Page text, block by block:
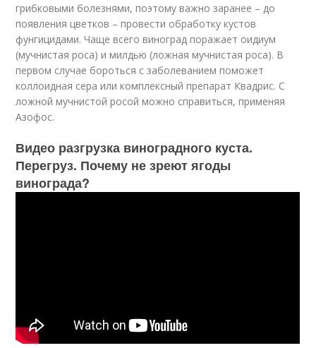
грибковыми болезнями, поэтому важно заранее – до
появления цветков – провести обработку кустов
фунгицидами. Чаще всего виноград поражает оидиум
(мучнистая роса) и милдью (ложная мучнистая роса). В
первом случае бороться с заболеванием поможет
коллоидная сера или комплексный препарат Квадрис. С
ложной мучнистой росой можно справиться, применяя
Азофос.
Видео разгрузка виноградного куста.
Перегруз. Почему не зреют ягоды
винограда?